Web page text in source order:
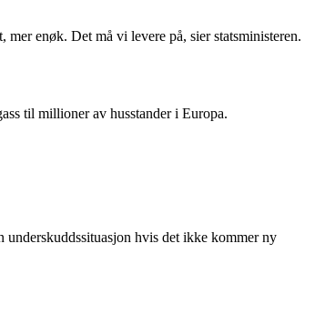
enøk. Det må vi levere på, sier statsministeren.
til millioner av husstander i Europa.
hvis det ikke kommer ny